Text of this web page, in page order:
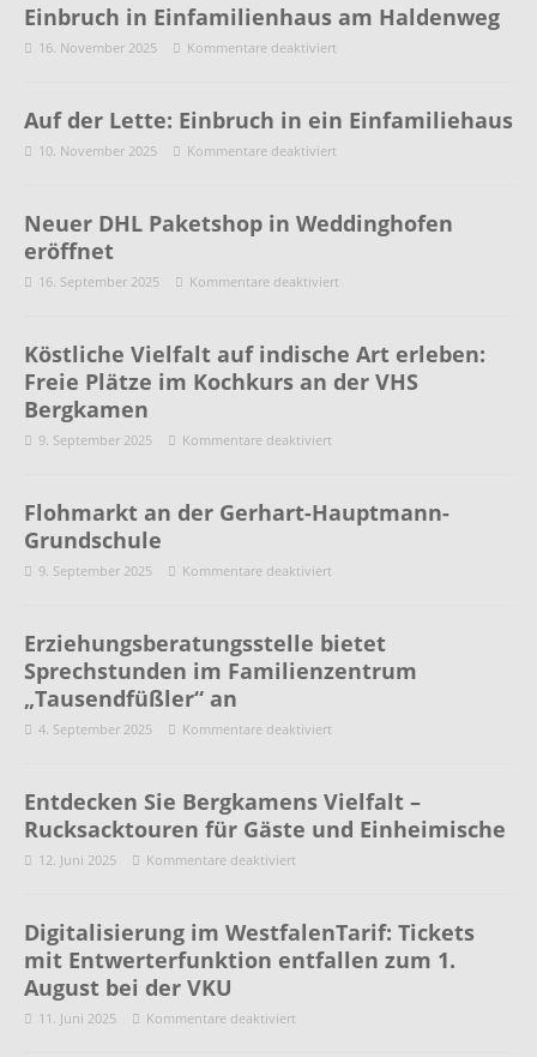
Einbruch in Einfamilienhaus am Haldenweg
16. November 2025 Kommentare deaktiviert
Auf der Lette: Einbruch in ein Einfamiliehaus
10. November 2025 Kommentare deaktiviert
Neuer DHL Paketshop in Weddinghofen
eröffnet
16. September 2025 Kommentare deaktiviert
Köstliche Vielfalt auf indische Art erleben:
Freie Plätze im Kochkurs an der VHS
Bergkamen
9. September 2025 Kommentare deaktiviert
Flohmarkt an der Gerhart-Hauptmann-
Grundschule
9. September 2025 Kommentare deaktiviert
Erziehungsberatungsstelle bietet
Sprechstunden im Familienzentrum
„Tausendfüßler“ an
4. September 2025 Kommentare deaktiviert
Entdecken Sie Bergkamens Vielfalt –
Rucksacktouren für Gäste und Einheimische
12. Juni 2025 Kommentare deaktiviert
Digitalisierung im WestfalenTarif: Tickets
mit Entwerterfunktion entfallen zum 1.
August bei der VKU
11. Juni 2025 Kommentare deaktiviert